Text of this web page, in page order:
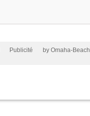
Publicité by Omaha-Beach